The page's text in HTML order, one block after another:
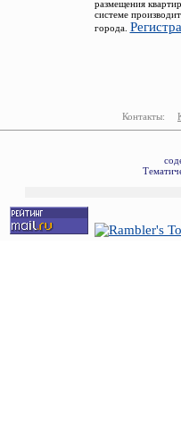
размещения
системе
города.
Контакты: